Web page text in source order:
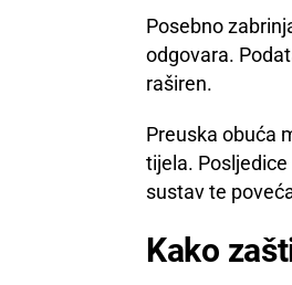
Posebno
odgovara.
raširen.
Preuska obuća
tijela.
sustav te
Kako